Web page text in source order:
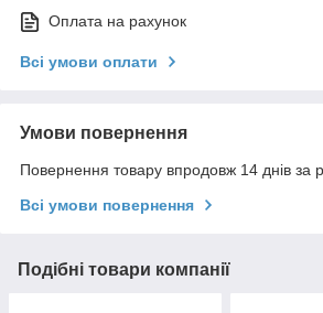
Оплата на рахунок
Всі умови оплати
Умови повернення
Повернення товару впродовж 14 днів за
Всі умови повернення
Подібні товари компанії